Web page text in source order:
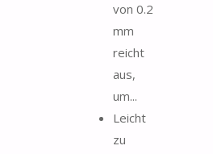
von 0.2
mm
reicht
aus,
um...
Leicht
zu